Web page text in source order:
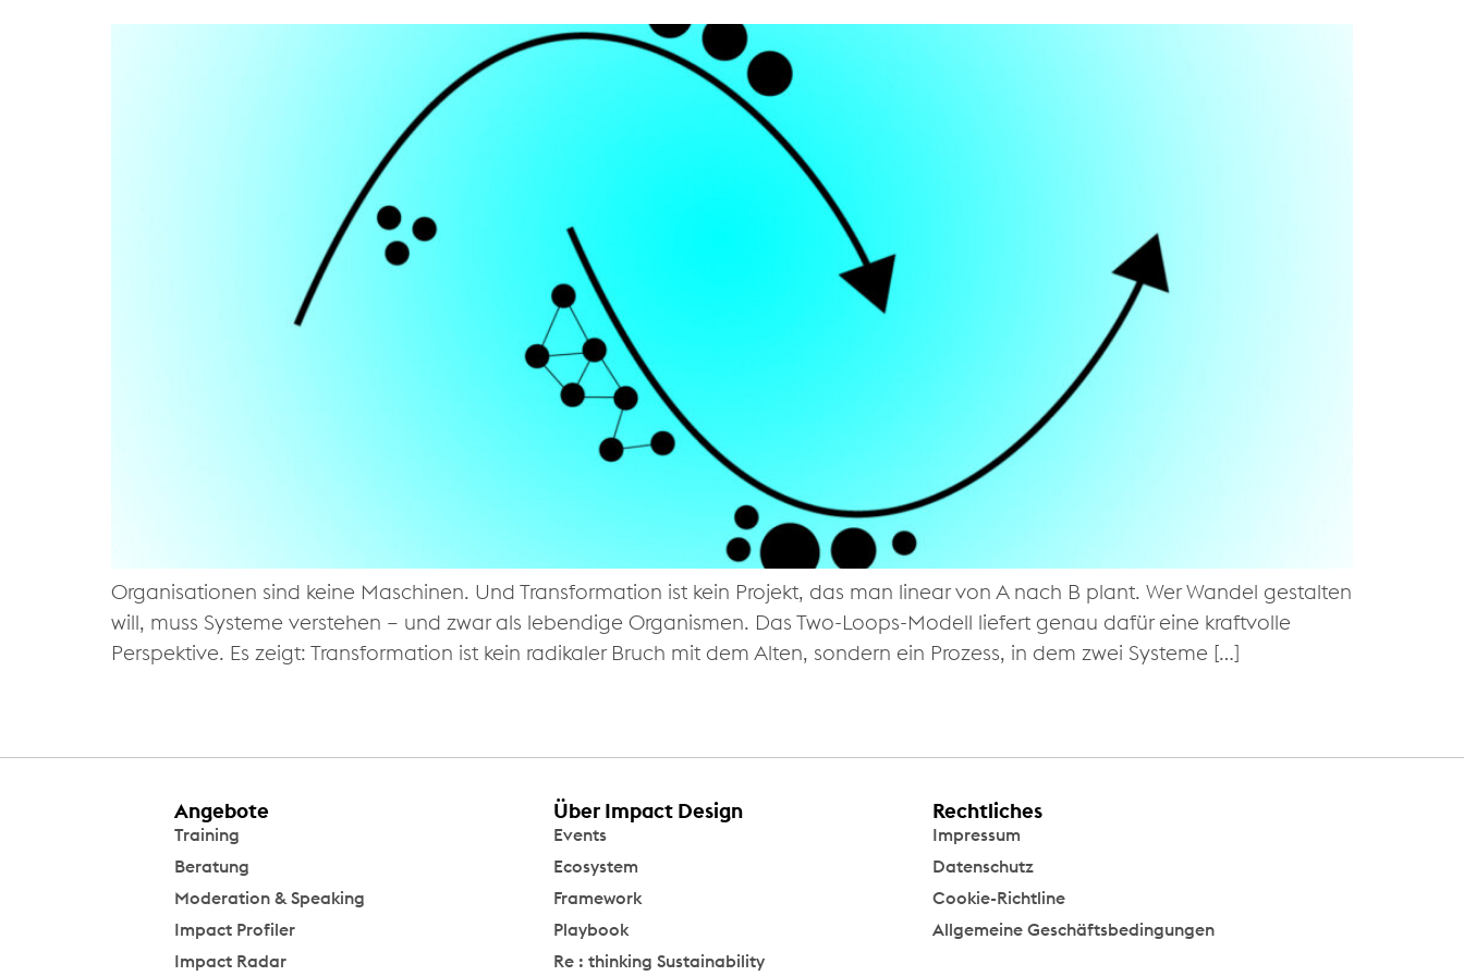
Organisationen sind keine Maschinen. Und Transformation ist kein Projekt, das man linear von A nach B plant. Wer Wandel gestalten
will, muss Systeme verstehen – und zwar als lebendige Organismen. Das Two-Loops-Modell liefert genau dafür eine kraftvolle
Perspektive. Es zeigt: Transformation ist kein radikaler Bruch mit dem Alten, sondern ein Prozess, in dem zwei Systeme […]
Angebote
Training
Beratung
Moderation & Speaking
Impact Profiler
Impact Radar
Über Impact Design
Events
Ecosystem
Framework
Playbook
Re : thinking Sustainability
Rechtliches
Impressum
Datenschutz
Cookie-Richtline
Allgemeine Geschäftsbedingungen